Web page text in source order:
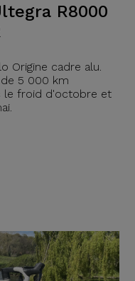
R8000
Origine cadre alu.
5 000 km
le froid d'octobre et